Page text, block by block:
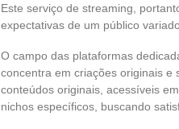
Este serviço de streaming,
expectativas de um público variado.
O campo das plataformas
concentra em criações originais e
conteúdos originais, acessíveis
nichos específicos, buscando